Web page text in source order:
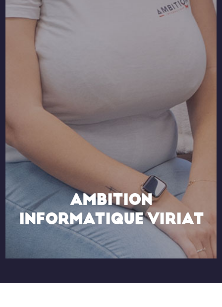
AMBITION
INFORMATIQUE VIRIAT